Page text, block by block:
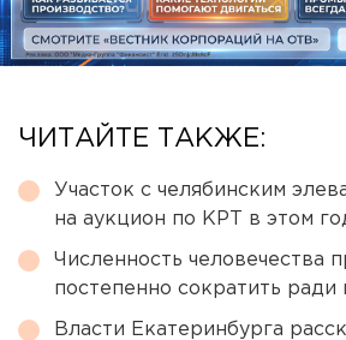
ЧИТАЙТЕ ТАКЖЕ:
Участок с челябинским
на аукцион по КРТ в этом
Численность человечества
постепенно сократить ради
Власти Екатеринбурга